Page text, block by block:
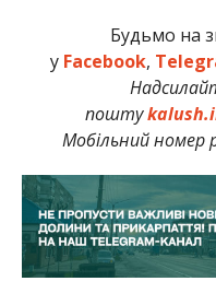
Будьмо на
у Facebook,
пошту
Мобільний номер